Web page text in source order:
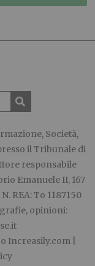
Società,
il Tribunale di
responsabile
Emanuele II, 167
REA: To 1187150
opinioni:
Increasily.com